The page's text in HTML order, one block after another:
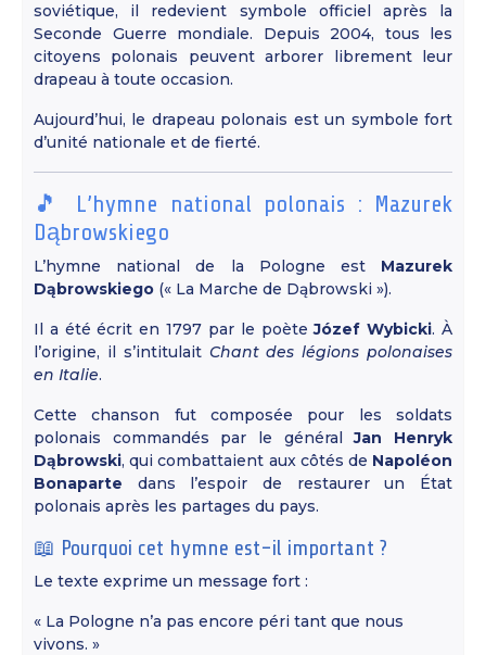
soviétique, il redevient symbole officiel après la
Seconde Guerre mondiale. Depuis 2004, tous les
citoyens polonais peuvent arborer librement leur
drapeau à toute occasion.
Aujourd’hui, le drapeau polonais est un symbole fort
d’unité nationale et de fierté.
🎵 L’hymne national polonais : Mazurek
Dąbrowskiego
L’hymne national de la Pologne est Mazurek
Dąbrowskiego (« La Marche de Dąbrowski »).
Il a été écrit en 1797 par le poèteJózef Wybicki. À
l’origine, il s’intitulait Chant des légions polonaises
en Italie.
Cette chanson fut composée pour les soldats
polonais commandés par le généralJan Henryk
Dąbrowski, qui combattaient aux côtés de Napoléon
Bonaparte dans l’espoir de restaurer un État
polonais après les partages du pays.
📖 Pourquoi cet hymne est-il important ?
Le texte exprime un message fort :
« La Pologne n’a pas encore péri tant que nous
vivons. »